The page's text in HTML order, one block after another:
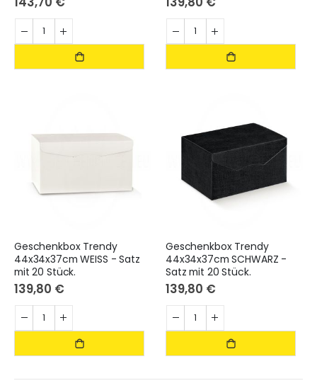
Geschenkbox Trendy
44x34x37cm WEISS - Satz
mit 20 Stück.
139,80 €
Geschenkbox Trendy
44x34x37cm SCHWARZ -
Satz mit 20 Stück.
139,80 €